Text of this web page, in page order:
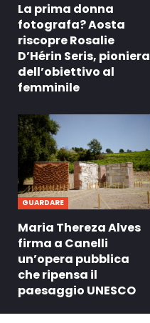
La prima donna
fotografa? Aosta
riscopre Rosalie
D’Hérin Seris, pioniera
dell’obiettivo al
femminile
GUARDARE
Maria Thereza Alves
firma a Canelli
un’opera pubblica
che ripensa il
paesaggio UNESCO